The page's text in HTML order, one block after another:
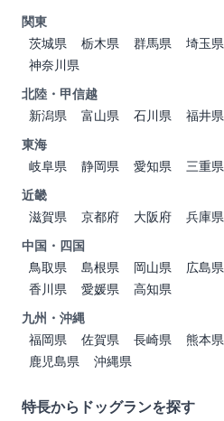
関東
茨城県
栃木県 群馬県 埼玉県
神奈川県
北陸・甲信越
新潟県
富山県 石川県 福井県
東海
岐阜県
静岡県 愛知県
三重県
近畿
滋賀県
京都府 大阪府 兵庫県
中国・四国
鳥取県
島根県 岡山県 広島県
香川県
愛媛県
高知県
九州・沖縄
福岡県
佐賀県 長崎県 熊本県
鹿児島県
沖縄県
特長からドッグランを探す